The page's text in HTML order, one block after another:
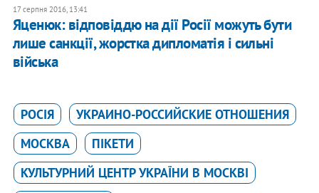
17 серпня 2016, 13:41
Яценюк: відповіддю на дії Росії можуть бути
лише санкції, жорстка дипломатія і сильні
війська
РОСІЯ
УКРАИНО-РОССИЙСКИЕ ОТНОШЕНИЯ
МОСКВА
ПІКЕТИ
КУЛЬТУРНИЙ ЦЕНТР УКРАЇНИ В МОСКВІ